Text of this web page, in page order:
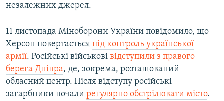
незалежних джерел.
11 листопада Міноборони України повідомило, що
Херсон повертається під контроль української
армії. Російські військові відступили з правого
берега Дніпра, де, зокрема, розташований
обласний центр. Після відступу російські
загарбники почали регулярно обстрілювати місто.